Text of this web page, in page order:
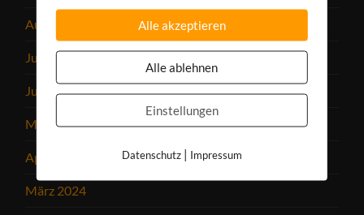
August 2024
Juli 2024
Juni 2024
Mai 2024
April 2024
März 2024
Alle akzeptieren
Alle ablehnen
Einstellungen
Datenschutz| Impressum